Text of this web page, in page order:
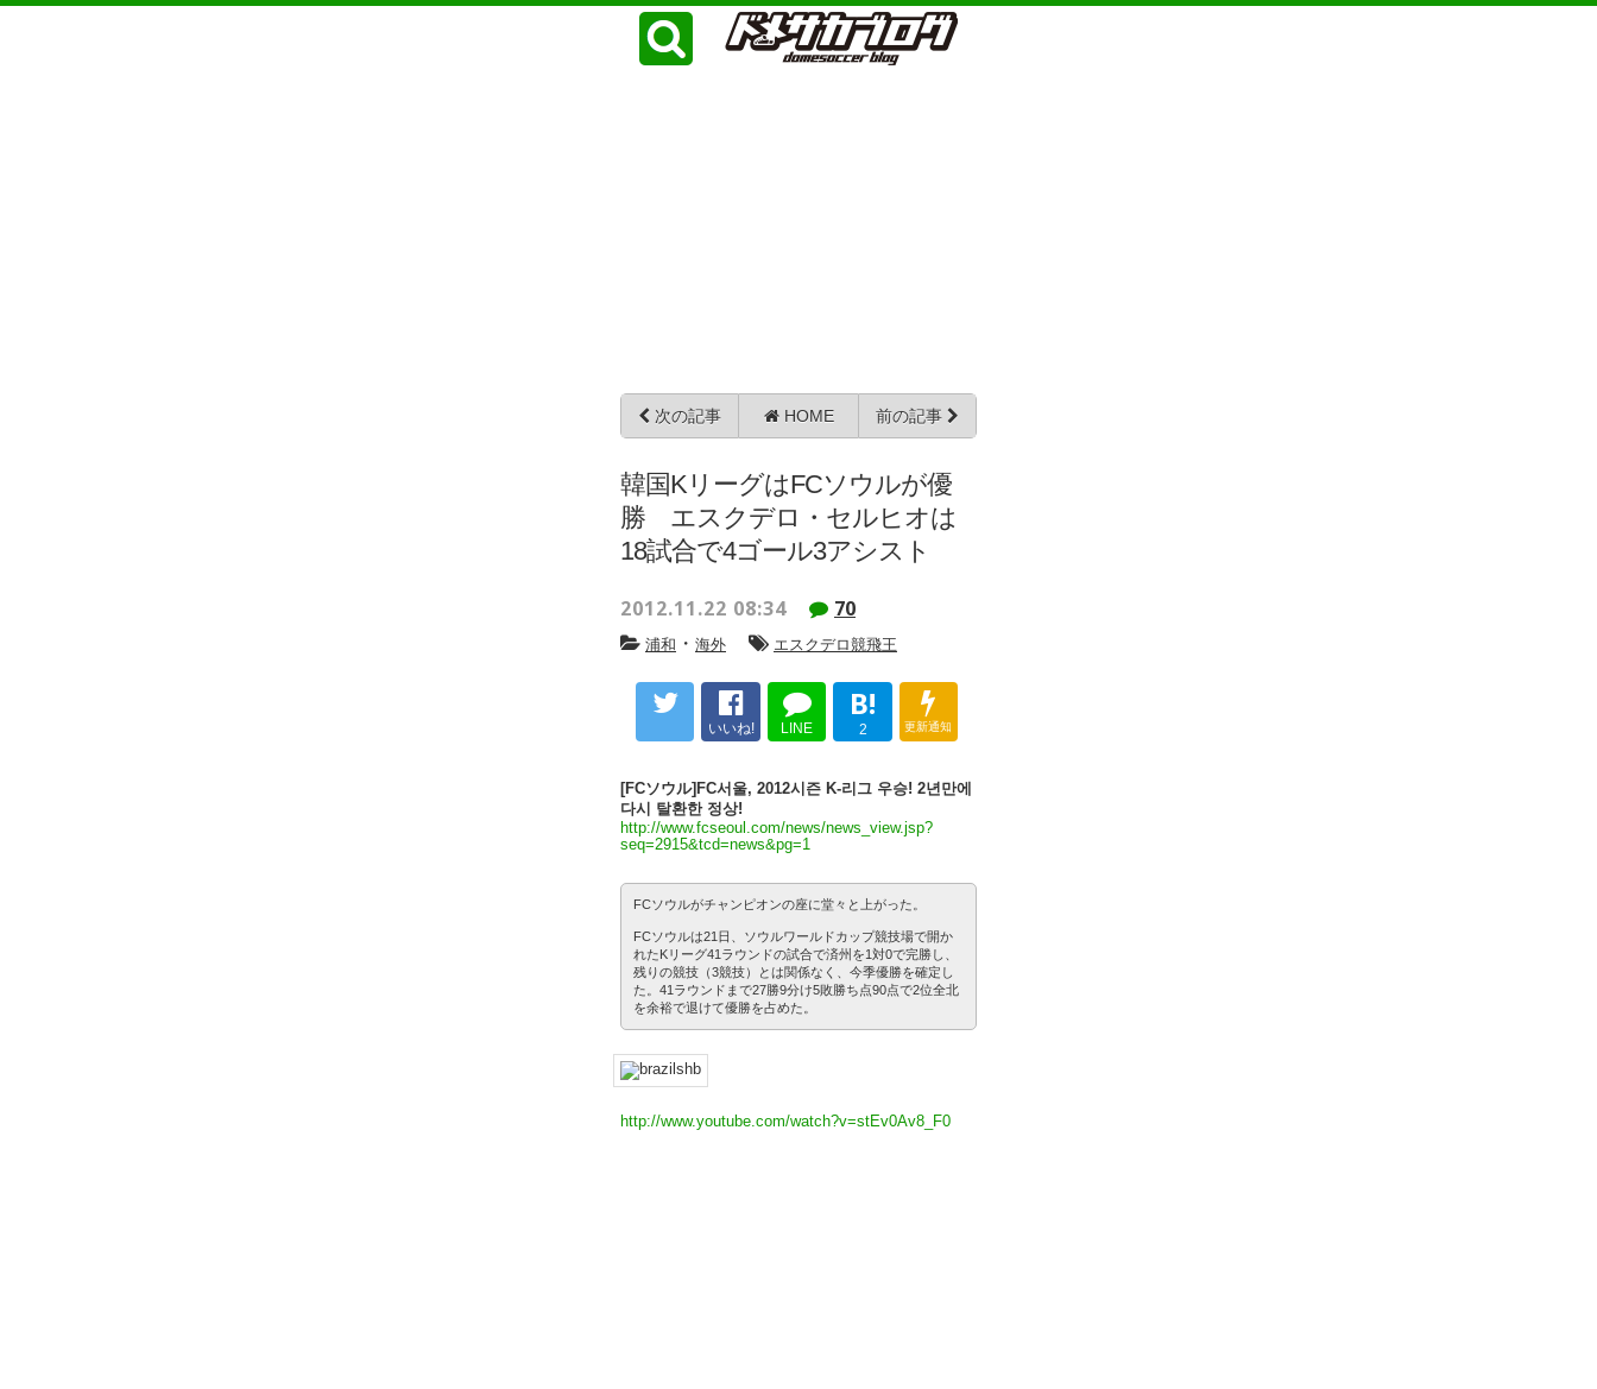
次の記事 HOME 前の記事
韓国KリーグはFCソウルが優
勝 エスクデロ・セルヒオは
18試合で4ゴール3アシスト
2012.11.22 08:34 70
浦和 ・ 海外 エスクデロ競飛王
いいね! LINE
B!
2 更新通知
[FCソウル]FC서울, 2012시즌 K-리그 우승! 2년만에
다시 탈환한 정상!
http://www.fcseoul.com/news/news_view.jsp?
seq=2915&tcd=news&pg=1
FCソウルがチャンピオンの座に堂々と上がった。
FCソウルは21日、ソウルワールドカップ競技場で開か
れたKリーグ41ラウンドの試合で済州を1対0で完勝し、
残りの競技（3競技）とは関係なく、今季優勝を確定し
た。41ラウンドまで27勝9分け5敗勝ち点90点で2位全北
を余裕で退けて優勝を占めた。
http://www.youtube.com/watch?v=stEv0Av8_F0